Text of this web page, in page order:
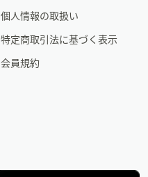
個人情報の取扱い
特定商取引法に基づく表示
会員規約